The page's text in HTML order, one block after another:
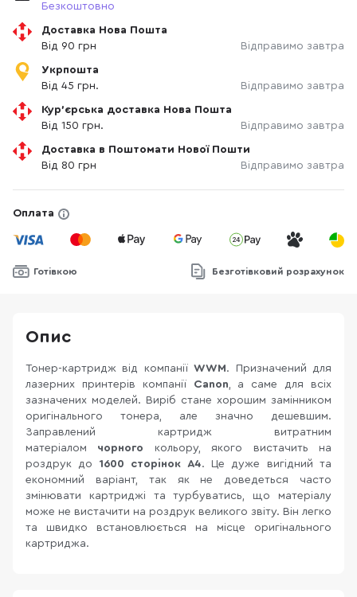
Безкоштовно
Доставка Нова Пошта
Від 90 грн
Відправимо завтра
Укрпошта
Від 45 грн.
Відправимо завтра
Кур'єрська доставка Нова Пошта
Від 150 грн.
Відправимо завтра
Доставка в Поштомати Нової Пошти
Від 80 грн
Відправимо завтра
Оплата
Готівкою Безготівковий розрахунок
Опис
Тонер-картридж від компаніїWWM. Призначений для
лазерних принтерів компанії
Canon, а саме для всіх
зазначених моделей. Виріб стане хорошим замінником
оригінального тонера, але значно дешевшим.
Заправлений картридж витратним
матеріалом чорного
кольору, якого вистачить на
роздрук до 1600 сторінок А4. Це дуже вигідний та
економний варіант, так як не доведеться часто
змінювати картриджі та турбуватись, що матеріалу
може не вистачити на роздрук великого звіту. Він легко
та швидко встановлюється на місце оригінального
картриджа.